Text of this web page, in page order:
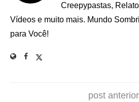
Creepypastas,
Vídeos e muito mais. Mundo
para Você!
post anterior